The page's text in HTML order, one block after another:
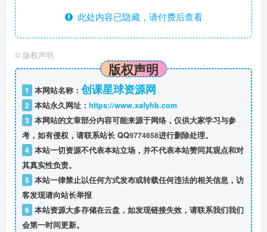
此处内容已隐藏，请付费后查看
© 版权声明
版权声明
1 本网站名称： 创课星球资源网
2 本站永久网址： https://www.xafyhb.com
3 本网站的文章部分内容可能来源于网络，仅供大家学习与参
考，如有侵权，请联系站长 QQ9774658进行删除处理。
4 本站一切资源不代表本站立场，并不代表本站赞同其观点和对
其真实性负责。
5 本站一律禁止以任何方式发布或转载任何违法的相关信息，访
客发现请向站长举报
6 本站资源大多存储在云盘，如发现链接失效，请联系我们我们
会第一时间更新。